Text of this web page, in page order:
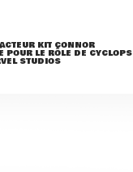
KIT CONNOR
POUR LE RÔLE DE CYCLOPS
STUDIOS